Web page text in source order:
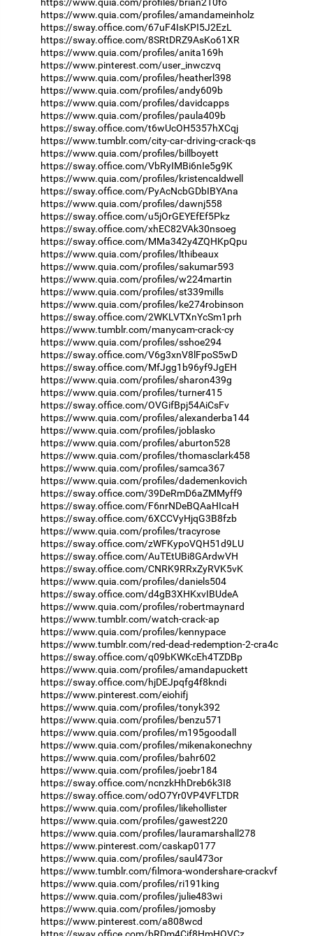
https://www.quia.com/profiles/amandameinholz
https://sway.office.com/67uF4IsKPI5J2EzL
https://sway.office.com/8SRtDRZ9AsKo61XR
https://www.quia.com/profiles/anita169h
https://www.pinterest.com/user_inwczvq
https://www.quia.com/profiles/heatherl398
https://www.quia.com/profiles/andy609b
https://www.quia.com/profiles/davidcapps
https://www.quia.com/profiles/paula409b
https://sway.office.com/t6wUcOH5357hXCqj
https://www.tumblr.com/city-car-driving-crack-qs
https://www.quia.com/profiles/billboyett
https://sway.office.com/VbRyIMBi6nIe5g9K
https://www.quia.com/profiles/kristencaldwell
https://sway.office.com/PyAcNcbGDbIBYAna
https://www.quia.com/profiles/dawnj558
https://sway.office.com/u5jOrGEYEfEf5Pkz
https://sway.office.com/xhEC82VAk30nsoeg
https://sway.office.com/MMa342y4ZQHKpQpu
https://www.quia.com/profiles/lthibeaux
https://www.quia.com/profiles/sakumar593
https://www.quia.com/profiles/w224martin
https://www.quia.com/profiles/st339mills
https://www.quia.com/profiles/ke274robinson
https://sway.office.com/2WKLVTXnYcSm1prh
https://www.tumblr.com/manycam-crack-cy
https://www.quia.com/profiles/sshoe294
https://sway.office.com/V6g3xnV8lFpoS5wD
https://sway.office.com/MfJgg1b96yf9JgEH
https://www.quia.com/profiles/sharon439g
https://www.quia.com/profiles/turner415
https://sway.office.com/OVGifBpj54AiCsFv
https://www.quia.com/profiles/alexanderba144
https://www.quia.com/profiles/joblasko
https://www.quia.com/profiles/aburton528
https://www.quia.com/profiles/thomasclark458
https://www.quia.com/profiles/samca367
https://www.quia.com/profiles/dademenkovich
https://sway.office.com/39DeRmD6aZMMyff9
https://sway.office.com/F6nrNDeBQAaHIcaH
https://sway.office.com/6XCCVyHjqG3B8fzb
https://www.quia.com/profiles/tracyrose
https://sway.office.com/zWFKypoVQH51d9LU
https://sway.office.com/AuTEtUBi8GArdwVH
https://sway.office.com/CNRK9RRxZyRVK5vK
https://www.quia.com/profiles/daniels504
https://sway.office.com/d4gB3XHKxvIBUdeA
https://www.quia.com/profiles/robertmaynard
https://www.tumblr.com/watch-crack-ap
https://www.quia.com/profiles/kennypace
https://www.tumblr.com/red-dead-redemption-2-cra4c
https://sway.office.com/q09bKWKcEh4TZDBp
https://www.quia.com/profiles/amandapuckett
https://sway.office.com/hjDEJpqfg4f8kndi
https://www.pinterest.com/eiohifj
https://www.quia.com/profiles/tonyk392
https://www.quia.com/profiles/benzu571
https://www.quia.com/profiles/m195goodall
https://www.quia.com/profiles/mikenakonechny
https://www.quia.com/profiles/bahr602
https://www.quia.com/profiles/joebr184
https://sway.office.com/ncnzkHhDreb6k3I8
https://sway.office.com/odO7Yr0VP4VFLTDR
https://www.quia.com/profiles/likehollister
https://www.quia.com/profiles/gawest220
https://www.quia.com/profiles/lauramarshall278
https://www.pinterest.com/caskap0177
https://www.quia.com/profiles/saul473or
https://www.tumblr.com/filmora-wondershare-crackvf
https://www.quia.com/profiles/ri191king
https://www.quia.com/profiles/julie483wi
https://www.quia.com/profiles/jomosby
https://www.pinterest.com/a808wcd